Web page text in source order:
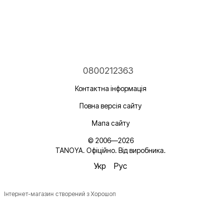
0800212363
Контактна інформація
Повна версія сайту
Мапа сайту
© 2006—2026
TANOYA. Офіційно. Від виробника.
Укр Рус
Інтернет-магазин створений з Хорошоп